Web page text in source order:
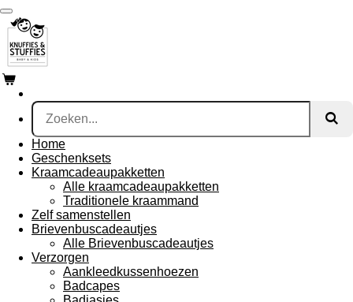
Ga
direct
naar
de
hoofdinhoud
Home
Geschenksets
Kraamcadeaupakketten
Alle kraamcadeaupakketten
Traditionele kraammand
Zelf samenstellen
Brievenbuscadeautjes
Alle Brievenbuscadeautjes
Verzorgen
Aankleedkussenhoezen
Badcapes